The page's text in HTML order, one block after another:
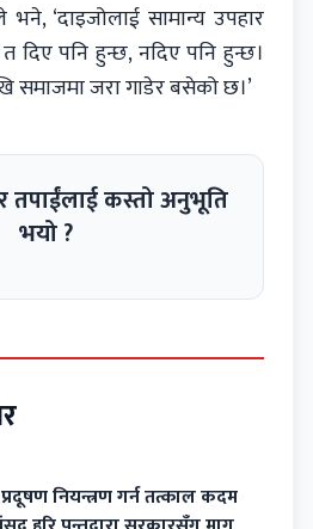
भने, ‘दाइजोलाई सामान्य उपहार
दिए पनि हुन्छ, नदिए पनि हुन्छ।
समाजमा जरा गाडेर बसेको छ।’
तपाईंलाई कस्तो अनुभूति
भयो ?
प्रदूषण नियन्त्रण गर्न तत्काल कदम